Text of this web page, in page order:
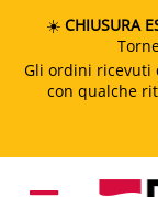
☀️ CHIUSURA
Gli ordini ricevuti
con qualche